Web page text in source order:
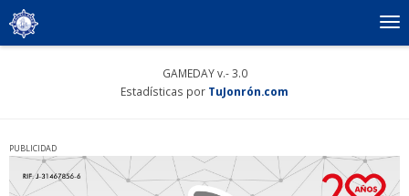
GAMEDAY v.- 3.0
Estadísticas por TuJonrón.com
PUBLICIDAD